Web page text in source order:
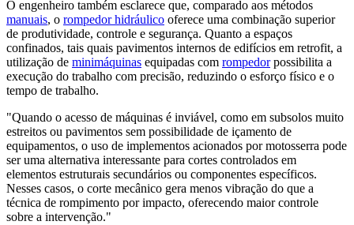
O engenheiro também esclarece que, comparado aos métodos
manuais, o rompedor hidráulico oferece uma combinação superior
de produtividade, controle e segurança. Quanto a espaços
confinados, tais quais pavimentos internos de edifícios em retrofit, a
utilização de minimáquinas equipadas com rompedorpossibilita a
execução do trabalho com precisão, reduzindo o esforço físico e o
tempo de trabalho.
"Quando o acesso de máquinas é inviável, como em subsolos muito
estreitos ou pavimentos sem possibilidade de içamento de
equipamentos, o uso de implementos acionados por motosserra pode
ser uma alternativa interessante para cortes controlados em
elementos estruturais secundários ou componentes específicos.
Nesses casos, o corte mecânico gera menos vibração do que a
técnica de rompimento por impacto, oferecendo maior controle
sobre a intervenção."